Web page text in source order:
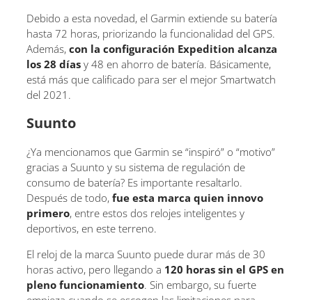
Debido a esta novedad, el Garmin extiende su batería
hasta 72 horas, priorizando la funcionalidad del GPS.
Además, con la configuración Expedition alcanza
los 28 días y 48 en ahorro de batería. Básicamente,
está más que calificado para ser el mejor Smartwatch
del 2021.
Suunto
¿Ya mencionamos que Garmin se “inspiró” o “motivo”
gracias a Suunto y su sistema de regulación de
consumo de batería? Es importante resaltarlo.
Después de todo, fue esta marca quien innovo
primero, entre estos dos relojes inteligentes y
deportivos, en este terreno.
El reloj de la marca Suunto puede durar más de 30
horas activo, pero llegando a 120 horas sin el GPS en
pleno funcionamiento. Sin embargo, su fuerte